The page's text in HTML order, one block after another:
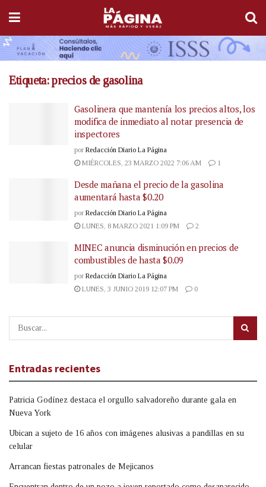
Etiqueta:precios de gasolina
Gasolinera que mantenía los precios altos, los
modifica de inmediato al notar presencia de
inspectores
por Redacción Diario La Página
MIÉRCOLES, 23 MARZO 2022 7:06 AM
1
Desde mañana el precio de la gasolina
aumentará hasta $0.20
por Redacción Diario La Página
LUNES, 8 MARZO 2021 1:09 PM
2
MINEC anuncia disminución en precios de
combustibles de hasta $0.09
por Redacción Diario La Página
LUNES, 3 JUNIO 2019 12:07 PM
0
Entradas recientes
Patricia Godínez destaca el orgullo salvadoreño durante gala en
Nueva York
Ubican a sujeto de 16 años con imágenes alusivas a pandillas en su
celular
Arrancan fiestas patronales de Mejicanos